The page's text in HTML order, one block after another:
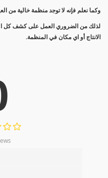
وكما نعلم فإنه لا توجد منظمة خالية من
لذلك من الضروري العمل على كشف كل
الانتاج أو اي مكان في المنظمة.